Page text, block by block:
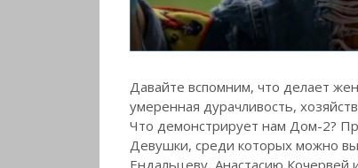
Давайте вспомним, что делает
умеренная дурачливость,
Что демонстрирует нам Дом-2?
Девушки, среди которых можно